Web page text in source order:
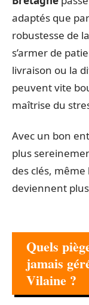
adaptés que
robustesse de
s’armer de
livraison ou la
peuvent vite
maîtrise du
Avec un bon
plus
des clés,
deviennent
Quels
jamais
Vilaine ?